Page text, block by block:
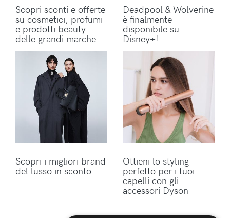
Scopri sconti e offerte
su cosmetici, profumi
e prodotti beauty
delle grandi marche
Deadpool & Wolverine
è finalmente
disponibile su
Disney+!
Scopri i migliori brand
del lusso in sconto
Ottieni lo styling
perfetto per i tuoi
capelli con gli
accessori Dyson